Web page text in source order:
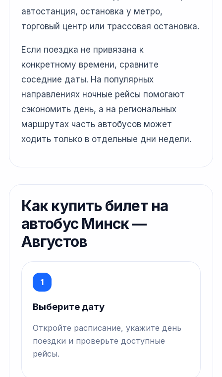
автостанция, остановка у метро,
торговый центр или трассовая остановка.
Если поездка не привязана к
конкретному времени, сравните
соседние даты. На популярных
направлениях ночные рейсы помогают
сэкономить день, а на региональных
маршрутах часть автобусов может
ходить только в отдельные дни недели.
Как купить билет на
автобус Минск —
Августов
1
Выберите дату
Откройте расписание, укажите день
поездки и проверьте доступные
рейсы.